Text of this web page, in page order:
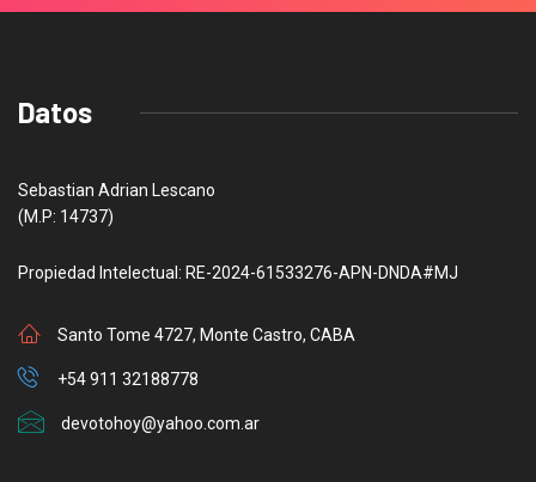
Datos
Sebastian Adrian Lescano
(M.P: 14737)
Propiedad Intelectual: RE-2024-61533276-APN-DNDA#MJ
Santo Tome 4727, Monte Castro, CABA
+54 911 32188778
devotohoy@yahoo.com.ar